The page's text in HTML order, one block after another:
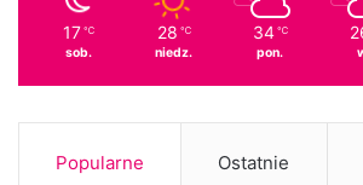
17 ℃
sob.
28 ℃
niedz.
34 ℃
pon.
Popularne Ostatnie